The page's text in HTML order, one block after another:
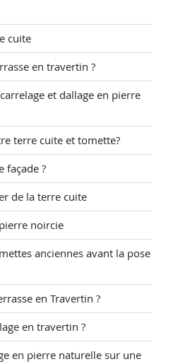
cuite
en travertin ?
et dallage en pierre
terre cuite et tomette?
façade ?
de la terre cuite
noircie
anciennes avant la pose
en Travertin ?
en travertin ?
en pierre naturelle sur une